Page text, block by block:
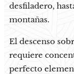
desfiladero,
montañas.
El descenso
requiere
perfecto